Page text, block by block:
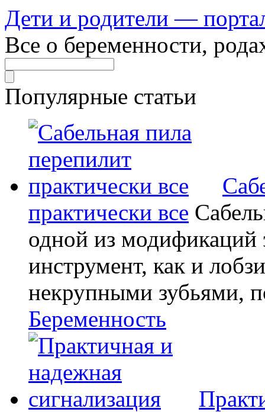
Дети и родители —
Все о беременности,
Популярные статьи
практически все
одной из модификаций
инструмент, как и
некрупными зубьями,
Беременность